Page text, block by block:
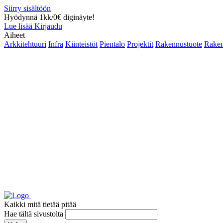
Siirry sisältöön
Hyödynnä 1kk/0€ diginäyte!
Lue lisää Kirjaudu
Aiheet
Arkkitehtuuri Infra Kiinteistöt Pientalo Projektit Rakennustuote
Kaikki mitä tietää pitää
Hae tältä sivustolta